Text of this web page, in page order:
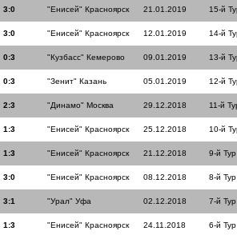
3:0 "Енисей" Красноярск 21.01.2019 15-й
3:0 "Енисей" Красноярск 12.01.2019 14-й
0:3 "Кузбасс" Кемерово 09.01.2019 13-й
0:3 "Зенит" Казань 05.01.2019 12-й
2:3 "Динамо" Москва 29.12.2018 11-й
1:3 "Енисей" Красноярск 25.12.2018 10-й
1:3 "Енисей" Красноярск 21.12.2018 9-й Тур
3:0 "Енисей" Красноярск 08.12.2018 8-й Тур
3:1 "Урал" Уфа 02.12.2018 7-й Тур
1:3 "Енисей" Красноярск 24.11.2018 6-й Тур